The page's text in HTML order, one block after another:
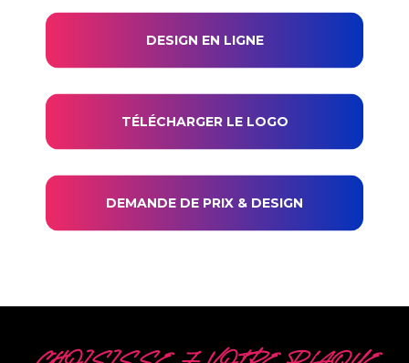
DESIGN EN LIGNE
TÉLÉCHARGER LE LOGO
DEMANDE DE PRIX & DESIGN